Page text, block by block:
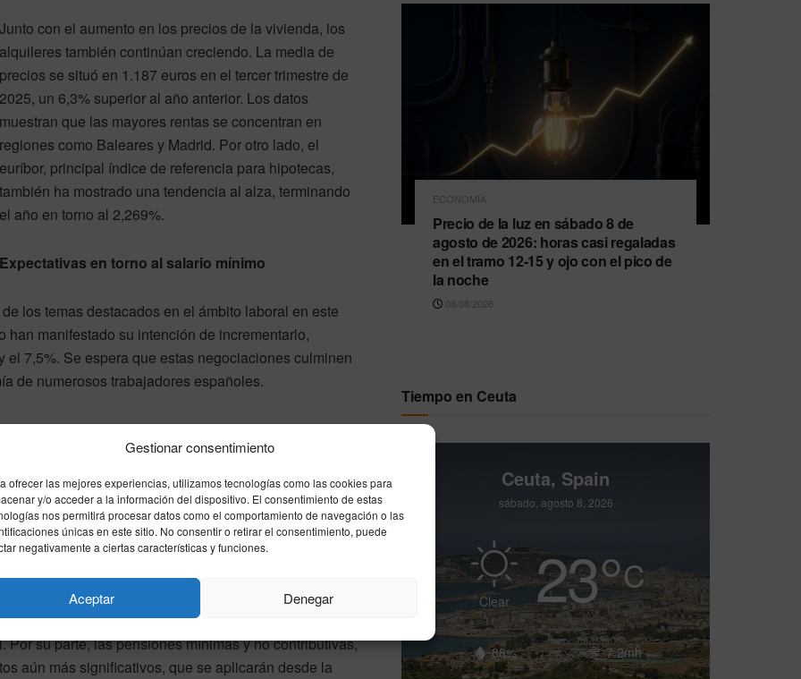
Gestionar consentimiento
ofrecer las mejores experiencias, utilizamos tecnologías como las cookies para
y/o acceder a la información del dispositivo. El consentimiento de estas
nos permitirá procesar datos como el comportamiento de navegación o las
únicas en este sitio. No consentir o retirar el consentimiento, puede
negativamente a ciertas características y funciones.
Aceptar Denegar
Junto con el aumento en los precios de la vivienda, los
alquileres también continúan creciendo. La media de
precios se situó en 1.187 euros en el tercer trimestre de
2025, un 6,3% superior al año anterior. Los datos
muestran que las mayores rentas se concentran en
regiones como Baleares y Madrid. Por otro lado, el
euríbor, principal índice de referencia para hipotecas,
también ha mostrado una tendencia al alza, terminando
el año en torno al 2,269%.
Expectativas en torno al salario mínimo
los temas destacados en el ámbito laboral en este
manifestado su intención de incrementarlo,
7,5%. Se espera que estas negociaciones culminen
de numerosos trabajadores españoles.
por un incremento del 1,5% en 2026, después
de salarios afecta a millones de empleados
en otras áreas laborales.
del 2,7% en 2026, lo que se traduce en un
su parte, las pensiones mínimas y no contributivas,
aún más significativos, que se aplicarán desde la
ECONOMÍA
Precio de la luz en sábado 8 de
agosto de 2026: horas casi regaladas
en el tramo 12-15 y ojo con el pico de
la noche
08/08/2026
Tiempo en Ceuta
Ceuta, Spain
sábado, agosto 8, 2026
Clear 23°C
88% 7.2mh